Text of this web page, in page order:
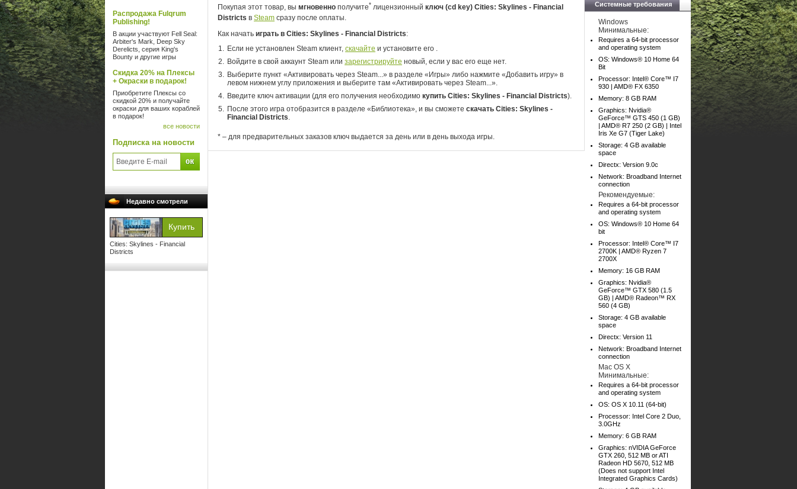
Распродажа Fulqrum
Publishing!
В акции участвуют Fell Seal:
Arbiter's Mark, Deep Sky
Derelicts, серия King's
Bounty и другие игры
Скидка 20% на Плексы
+ Окраски в подарок!
Приобретите Плексы со
скидкой 20% и получайте
окраски для ваших кораблей
в подарок!
все новости
Подписка на новости
Недавно смотрели
Cities: Skylines - Financial
Districts
Покупая этот товар, вы мгновенно получите* лицензионный ключ (cd key) Cities: Skylines - Financial
Districts в Steam сразу после оплаты.
Как начать играть в Cities: Skylines - Financial Districts:
Если не установлен Steam клиент, скачайте и установите его .
Войдите в свой аккаунт Steam или зарегистрируйте новый, если у вас его еще нет.
Выберите пункт «Активировать через Steam...» в разделе «Игры» либо нажмите «Добавить игру» в
левом нижнем углу приложения и выберите там «Активировать через Steam...».
Введите ключ активации (для его получения необходимо купить Cities: Skylines - Financial Districts).
После этого игра отобразится в разделе «Библиотека», и вы сможете скачать Cities: Skylines -
Financial Districts.
* – для предварительных заказов ключ выдается за день или в день выхода игры.
Системные требования
Windows
Минимальные:
Requires a 64-bit processor
and operating system
OS: Windows® 10 Home 64
Bit
Processor: Intel® Core™ I7
930 | AMD® FX 6350
Memory: 8 GB RAM
Graphics: Nvidia®
GeForce™ GTS 450 (1 GB)
| AMD® R7 250 (2 GB) | Intel
Iris Xe G7 (Tiger Lake)
Storage: 4 GB available
space
Directx: Version 9.0c
Network: Broadband Internet
connection
Рекомендуемые:
Requires a 64-bit processor
and operating system
OS: Windows® 10 Home 64
bit
Processor: Intel® Core™ I7
2700K | AMD® Ryzen 7
2700X
Memory: 16 GB RAM
Graphics: Nvidia®
GeForce™ GTX 580 (1.5
GB) | AMD® Radeon™ RX
560 (4 GB)
Storage: 4 GB available
space
Directx: Version 11
Network: Broadband Internet
connection
Mac OS X
Минимальные:
Requires a 64-bit processor
and operating system
OS: OS X 10.11 (64-bit)
Processor: Intel Core 2 Duo,
3.0GHz
Memory: 6 GB RAM
Graphics: nVIDIA GeForce
GTX 260, 512 MB or ATI
Radeon HD 5670, 512 MB
(Does not support Intel
Integrated Graphics Cards)